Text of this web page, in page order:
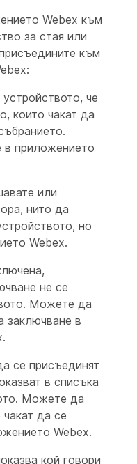
Webex към
за стая или
към
че
които чакат да
в приложението
или
нито да
но
Webex.
не се
Можете да
заключване в
се присъединят
в списъка
Можете да
да се
Webex.
кой говори